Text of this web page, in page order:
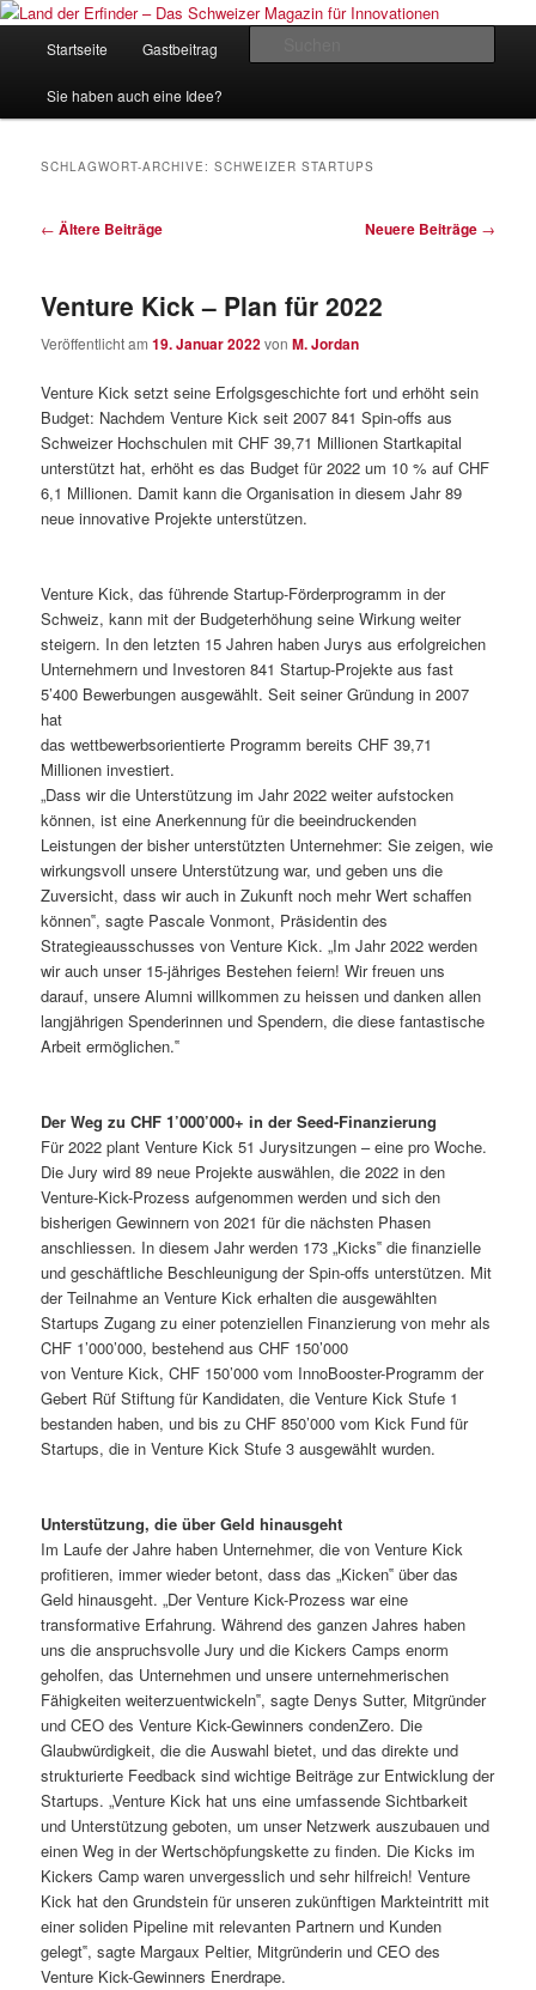
Zum
wechseln
Zum
wechselnLand der Erfinder – Das Schweizer
Startseite Gastbeitrag
Sie haben auch eine Idee?
SCHLAGWORT-ARCHIVE:SCHWEIZER STARTUPS
Beitrags-
← Ältere Beiträge Neuere Beiträge →
Venture Kick – Plan für 2022
Veröffentlicht am19. Januar 2022vonM. Jordan
Venture Kick setzt seine Erfolgsgeschichte fort und erhöht sein
Budget: Nachdem Venture Kick seit 2007 841 Spin-offs aus
Schweizer Hochschulen mit CHF 39,71 Millionen Startkapital
unterstützt hat, erhöht es das Budget für 2022 um 10 % auf CHF
6,1 Millionen. Damit kann die Organisation in diesem Jahr 89
neue innovative Projekte unterstützen.
Venture Kick, das führende Startup-Förderprogramm in der
Schweiz, kann mit der Budgeterhöhung seine Wirkung weiter
steigern. In den letzten 15 Jahren haben Jurys aus erfolgreichen
Unternehmern und Investoren 841 Startup-Projekte aus fast
5’400 Bewerbungen ausgewählt. Seit seiner Gründung in 2007
hat
das wettbewerbsorientierte Programm bereits CHF 39,71
Millionen investiert.
„Dass wir die Unterstützung im Jahr 2022 weiter aufstocken
können, ist eine Anerkennung für die beeindruckenden
Leistungen der bisher unterstützten Unternehmer: Sie zeigen, wie
wirkungsvoll unsere Unterstützung war, und geben uns die
Zuversicht, dass wir auch in Zukunft noch mehr Wert schaffen
können‟, sagte Pascale Vonmont, Präsidentin des
Strategieausschusses von Venture Kick. „Im Jahr 2022 werden
wir auch unser 15-jähriges Bestehen feiern! Wir freuen uns
darauf, unsere Alumni willkommen zu heissen und danken allen
langjährigen Spenderinnen und Spendern, die diese fantastische
Arbeit ermöglichen.‟
Der Weg zu CHF 1’000’000+ in der Seed-Finanzierung
Für 2022 plant Venture Kick 51 Jurysitzungen – eine pro Woche.
Die Jury wird 89 neue Projekte auswählen, die 2022 in den
Venture-Kick-Prozess aufgenommen werden und sich den
bisherigen Gewinnern von 2021 für die nächsten Phasen
anschliessen. In diesem Jahr werden 173 „Kicks‟ die finanzielle
und geschäftliche Beschleunigung der Spin-offs unterstützen. Mit
der Teilnahme an Venture Kick erhalten die ausgewählten
Startups Zugang zu einer potenziellen Finanzierung von mehr als
CHF 1’000’000, bestehend aus CHF 150’000
von Venture Kick, CHF 150’000 vom InnoBooster-Programm der
Gebert Rüf Stiftung für Kandidaten, die Venture Kick Stufe 1
bestanden haben, und bis zu CHF 850’000 vom Kick Fund für
Startups, die in Venture Kick Stufe 3 ausgewählt wurden.
Unterstützung, die über Geld hinausgeht
Im Laufe der Jahre haben Unternehmer, die von Venture Kick
profitieren, immer wieder betont, dass das „Kicken‟ über das
Geld hinausgeht. „Der Venture Kick-Prozess war eine
transformative Erfahrung. Während des ganzen Jahres haben
uns die anspruchsvolle Jury und die Kickers Camps enorm
geholfen, das Unternehmen und unsere unternehmerischen
Fähigkeiten weiterzuentwickeln‟, sagte Denys Sutter, Mitgründer
und CEO des Venture Kick-Gewinners condenZero. Die
Glaubwürdigkeit, die die Auswahl bietet, und das direkte und
strukturierte Feedback sind wichtige Beiträge zur Entwicklung der
Startups. „Venture Kick hat uns eine umfassende Sichtbarkeit
und Unterstützung geboten, um unser Netzwerk auszubauen und
einen Weg in der Wertschöpfungskette zu finden. Die Kicks im
Kickers Camp waren unvergesslich und sehr hilfreich! Venture
Kick hat den Grundstein für unseren zukünftigen Markteintritt mit
einer soliden Pipeline mit relevanten Partnern und Kunden
gelegt‟, sagte Margaux Peltier, Mitgründerin und CEO des
Venture Kick-Gewinners Enerdrape.